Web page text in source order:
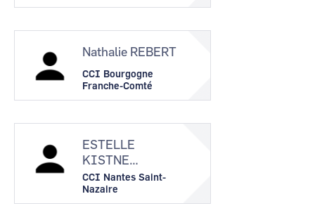
Nathalie REBERT
CCI Bourgogne
Franche-Comté
ESTELLE
KISTNE…
CCI Nantes Saint-
Nazaire